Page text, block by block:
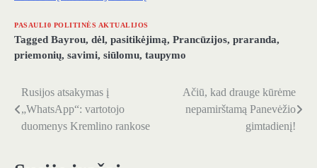
PASAULI0 POLITINĖS AKTUALIJOS
Tagged Bayrou, dėl, pasitikėjimą, Prancūzijos, praranda,
priemonių, savimi, siūlomu, taupymo
Navigacija
tarp
Rusijos atsakymas į
„WhatsApp“: vartotojo
duomenys Kremlino rankose
Ačiū, kad drauge kūrėme
nepamirštamą Panevėžio
gimtadienį!